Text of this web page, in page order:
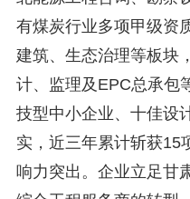
有煤炭行业多项甲级资
建筑、生态治理等板块
计、监理及EPC总承包
技型中小企业、十佳设
实，近三年累计斩获15
响力突出。企业立足甘